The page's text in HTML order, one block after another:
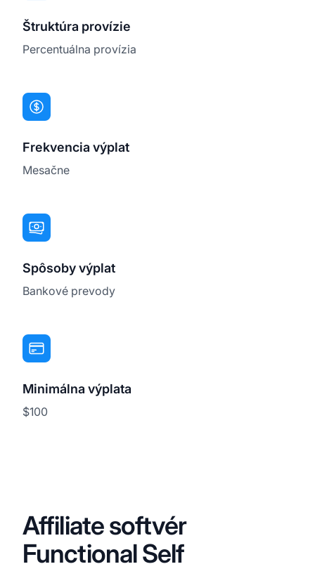
Štruktúra provízie
Percentuálna provízia
Frekvencia výplat
Mesačne
Spôsoby výplat
Bankové prevody
Minimálna výplata
$100
Affiliate softvér
Functional Self